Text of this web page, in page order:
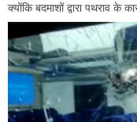
क्योंकि बदमाशों द्वारा पथराव